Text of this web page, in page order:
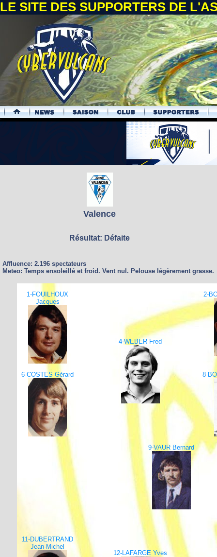
LE SITE DES SUPPORTERS DE
.
Valence
Résultat: Défaite
Affluence: 2.196 spectateurs
Meteo: Temps ensoleillé et froid. Vent nul. Pelouse légèrement grasse.
1-FOUILHOUX
Jacques
2-
4-WEBER Fred
6-COSTES Gérard 8-
9-VAUR Bernard
11-DUBERTRAND
Jean-Michel
12-LAFARGE Yves